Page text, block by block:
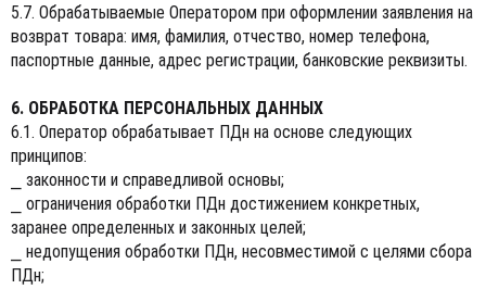
5.7. Обрабатываемые Оператором при оформлении заявления на
возврат товара: имя, фамилия, отчество, номер телефона,
паспортные данные, адрес регистрации, банковские реквизиты.
6. ОБРАБОТКА ПЕРСОНАЛЬНЫХ ДАННЫХ
6.1. Оператор обрабатывает ПДн на основе следующих
принципов:
⎯ законности и справедливой основы;
⎯ ограничения обработки ПДн достижением конкретных,
заранее определенных и законных целей;
⎯ недопущения обработки ПДн, несовместимой с целями сбора
ПДн;